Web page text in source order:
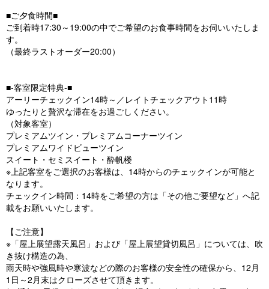
■ご夕食時間■
ご到着時17:30～19:00の中でご希望のお食事時間をお伺いいたしま
す。
（最終ラストオーダー20:00）
■‐客室限定特典‐■
アーリーチェックイン14時～／レイトチェックアウト11時
ゆったりと贅沢な滞在をお過ごしください。
（対象客室）
プレミアムツイン・プレミアムコーナーツイン
プレミアムワイドビューツイン
スイート・セミスイート・酔帆楼
※上記客室をご選択のお客様は、14時からのチェックインが可能と
なります。
チェックイン時間：14時をご希望の方は「その他ご要望など」へ記
載をお願いいたします。
【ご注意】
※「屋上展望露天風呂」および「屋上展望貸切風呂」については、吹
き抜け構造の為、
雨天時や強風時や寒波などの際のお客様の安全性の確保から、12月
1日～2月末はクローズさせて頂きます。